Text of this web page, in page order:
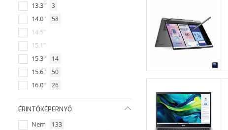
13.3" 3
14.0" 58
14.5"
15.1"
15.3"
14
15.6" 50
16.0" 26
16.3"
16.1"
2
17.3" 3
ÉRINTŐKÉPERNYŐ
Nem 133